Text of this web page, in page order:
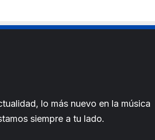
lo más nuevo en la música
siempre a tu lado.